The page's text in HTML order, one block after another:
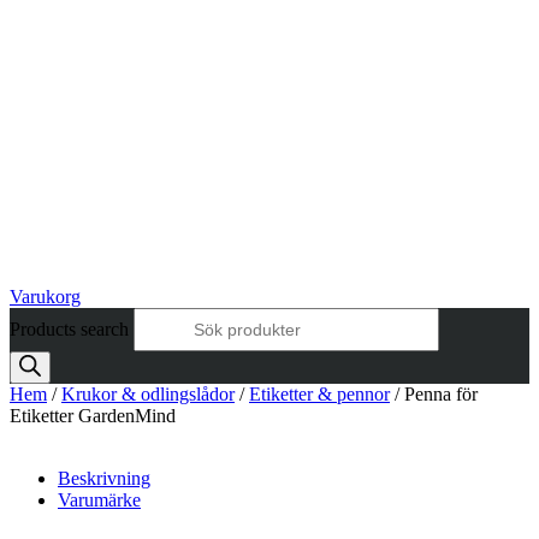
Varukorg
Products search
Hem /Krukor & odlingslådor/Etiketter & pennor/ Penna för
Etiketter GardenMind
Beskrivning
Varumärke